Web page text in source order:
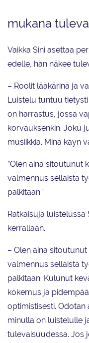
mukana
Vaikka Sini asettaa
edelle, hän näkee
– Roolit lääkärinä ja
Luistelu tuntuu
on harrastus, jossa
korvauksenkin. Joku
musiikkia. Minä käyn
”Olen aina sitoutunut
valmennus sellaista
palkitaan.”
Ratkaisuja luistelussa
kerrallaan.
– Olen aina
valmennus sellaista
palkitaan. Kulunut
kokemus ja
optimistisesti. Odotan
minulla on luistelulle
tulevaisuudessa. Jos